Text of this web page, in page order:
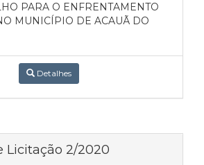
PARA O ENFRENTAMENTO
MUNICÍPIO DE ACAUÃ DO
Detalhes
Licitação 2/2020